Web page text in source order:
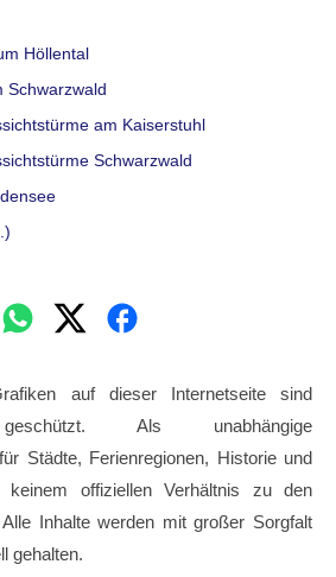
Höllental
Schwarzwald
am Kaiserstuhl
Schwarzwald
auf dieser Internetseite sind
geschützt. Als unabhängige
Städte, Ferienregionen, Historie und
offiziellen Verhältnis zu den
Inhalte werden mit großer Sorgfalt
gehalten.